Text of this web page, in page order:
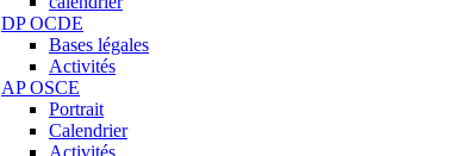
DP OCDE
Bases légales
Activités
AP OSCE
Portrait
Calendrier